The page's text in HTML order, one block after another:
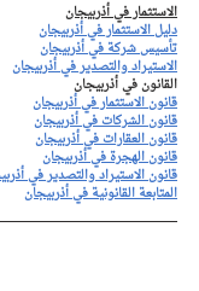
الاستثمار في أذربيجان
دليل الاستثمار في أذربيجان
تأسيس شركة في أذربيجان
الاستيراد والتصدير في أذربيجان
القانون في أذربيجان
قانون الاستثمار في أذربيجان
قانون الشركات في أذربيجان
قانون العقارات في أذربيجان
قانون الهجرة في أذربيجان
قانون الاستيراد والتصدير في
المتابعة القانونية في أذربيجان